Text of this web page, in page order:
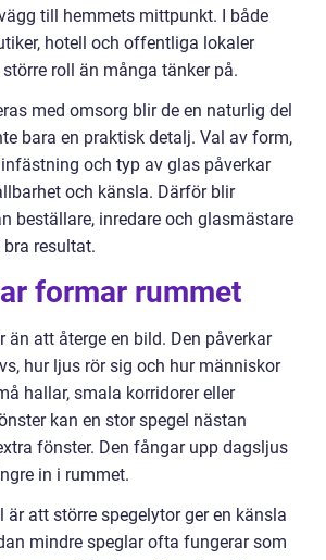
till hemmets mittpunkt. I både
hotell och offentliga lokaler
roll än många tänker på.
med omsorg blir de en naturlig del
bara en praktisk detalj. Val av form,
och typ av glas påverkar
och känsla. Därför blir
beställare, inredare och glasmästare
resultat.
formar rummet
än att återge en bild. Den påverkar
hur ljus rör sig och hur människor
hallar, smala korridorer eller
kan en stor spegel nästan
fönster. Den fångar upp dagsljus
in i rummet.
är att större spegelytor ger en känsla
mindre speglar ofta fungerar som